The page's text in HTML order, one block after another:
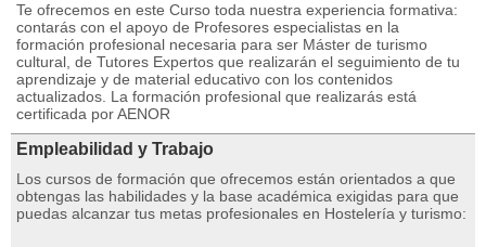
Te ofrecemos en este Curso toda nuestra experiencia formativa:
contarás con el apoyo de Profesores especialistas en la
formación profesional necesaria para ser Máster de turismo
cultural, de Tutores Expertos que realizarán el seguimiento de tu
aprendizaje y de material educativo con los contenidos
actualizados. La formación profesional que realizarás está
certificada por AENOR
Empleabilidad y Trabajo
Los cursos de formación que ofrecemos están orientados a que
obtengas las habilidades y la base académica exigidas para que
puedas alcanzar tus metas profesionales en Hostelería y turismo: